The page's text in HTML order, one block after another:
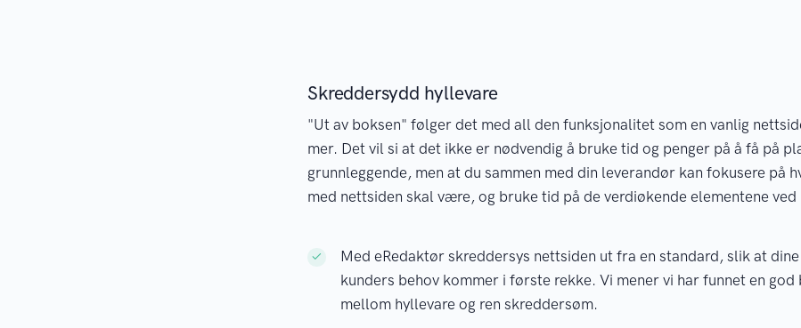
Skreddersydd hyllevare
"Ut av boksen" følger det med all den funksjonalitet som en vanlig
mer. Det vil si at det ikke er nødvendig å bruke tid og penger på å få på
grunnleggende, men at du sammen med din leverandør kan fokusere på
med nettsiden skal være, og bruke tid på de verdiøkende elementene ved
Med eRedaktør skreddersys nettsiden ut fra en standard, slik at
kunders behov kommer i første rekke. Vi mener vi har funnet en god
mellom hyllevare og ren skreddersøm.